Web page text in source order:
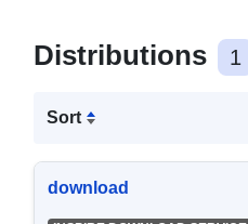
Distributions 1
Sort
download